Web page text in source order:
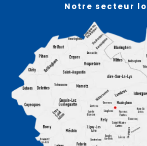
Notre secteur